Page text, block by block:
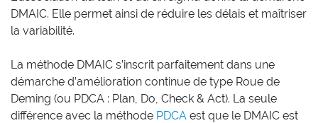
DMAIC. Elle permet ainsi de réduire les délais et maîtriser
la variabilité.
La méthode DMAIC s’inscrit parfaitement dans une
démarche d’amélioration continue de type Roue de
Deming (ou PDCA : Plan, Do, Check & Act). La seule
différence avec la méthode PDCA est que le DMAIC est